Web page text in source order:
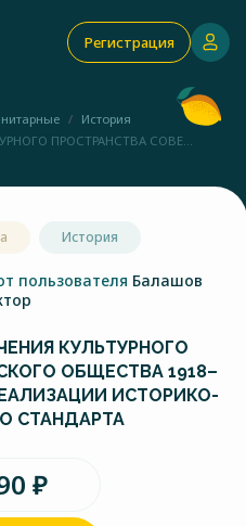
Регистрация
История
ПРОСТРАНСТВА СОВЕ...
История
пользователя Балашов
КУЛЬТУРНОГО
ОБЩЕСТВА 1918–
ИСТОРИКО-
СТАНДАРТА
₽